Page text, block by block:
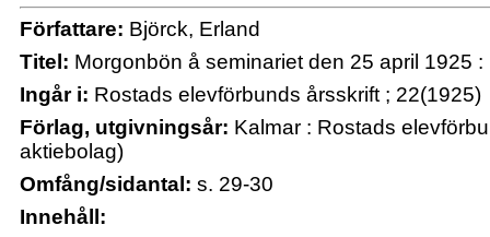
Författare: Björck, Erland
Titel: Morgonbön å seminariet den 25 april 1925
Ingår i: Rostads elevförbunds årsskrift ; 22(1925)
Förlag, utgivningsår: Kalmar : Rostads
aktiebolag)
Omfång/sidantal: s. 29-30
Innehåll: